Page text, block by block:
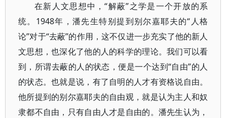
在新人文思想中，“解蔽”之学是一个开放的系
统。1948年，潘先生特别提到别尔嘉耶夫的“人格
论”对于“去蔽”的作用，这不仅进一步充实了他的新人
文思想，也深化了他的人的科学的理论。我们可以看
到，所谓去蔽的人的状态，便是一个达到“自由”的人
的状态。也就是说，有了自明的人才有资格说自由。
他所提到的别尔嘉耶夫的自由观，就是认为主人和奴
隶都不自由，只有自由人才是自由的。潘先生认为，